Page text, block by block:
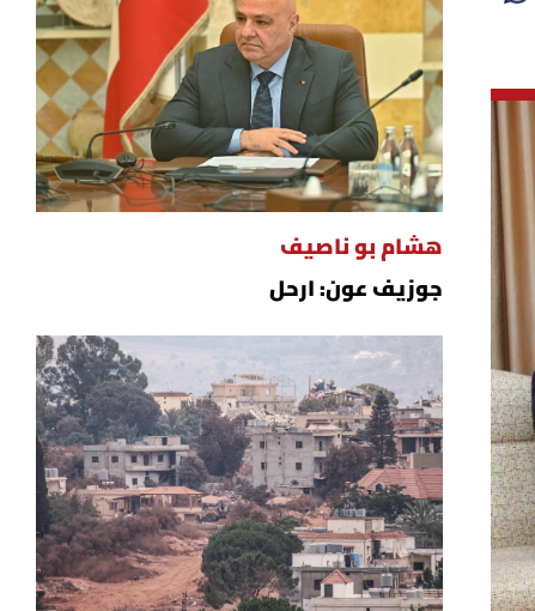
هشام بو ناصيف
جوزيف عون: ارحل